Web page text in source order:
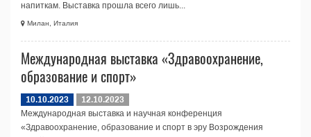
напиткам. Выставка прошла всего лишь...
Милан, Италия
Международная выставка «Здравоохранение,
образование и спорт»
10.10.2023
12.10.2023
Международная выставка и научная конференция
«Здравоохранение, образование и спорт в эру Возрождения